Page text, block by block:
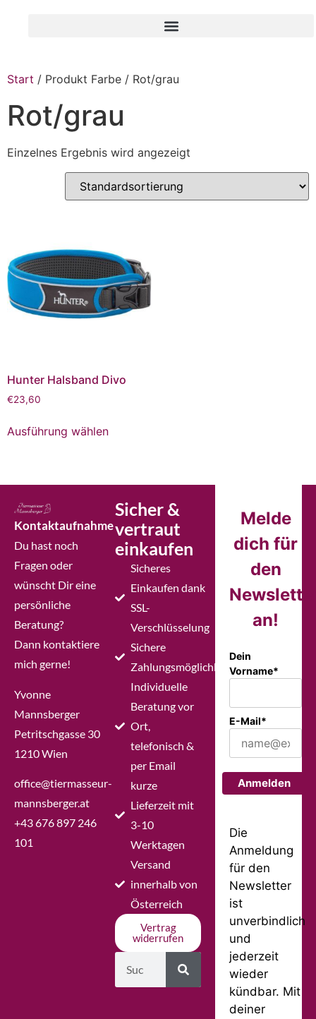
Start / Produkt Farbe / Rot/grau
Rot/grau
Einzelnes Ergebnis wird angezeigt
Hunter Halsband Divo
€23,60
Ausführung wählen
Kontaktaufnahme
Du hast noch
Fragen oder
wünscht Dir eine
persönliche
Beratung?
Dann kontaktiere
mich gerne!
Yvonne
Mannsberger
Petritschgasse 30
1210 Wien
office@tiermasseur-
mannsberger.at
+43 676 897 246
101
Sicher &
vertraut
einkaufen
Sicheres
Einkaufen dank
SSL-
Verschlüsselung
Sichere
Zahlungsmöglichkeiten
Individuelle
Beratung vor
Ort,
telefonisch &
per Email
kurze
Lieferzeit mit
3-10
Werktagen
Versand
innerhalb von
Österreich
Vertrag
widerrufen
Melde
dich für
den
an!
Dein
Vorname*
E-Mail*
Anmelden
Die
Anmeldung
für den
Newsletter
ist
unverbindlich
und
jederzeit
wieder
kündbar. Mit
deiner